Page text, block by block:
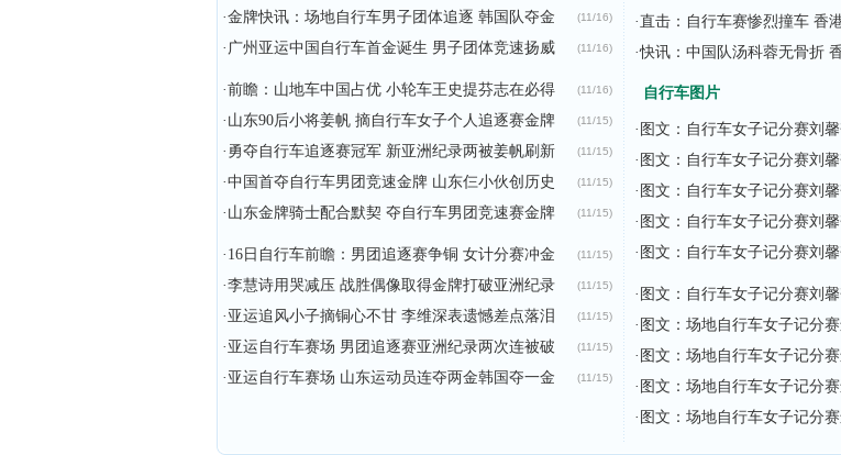
(11/16)
·金牌快讯：场地自行车男子团体追逐 韩国队夺金
(11/16)
· 广州亚运中国自行车首金诞生 男子团体竞速扬威
(11/16)
·前瞻：山地车中国占优 小轮车王史提芬志在必得
(11/15)
· 山东90后小将姜帆 摘自行车女子个人追逐赛金牌
(11/15)
· 勇夺自行车追逐赛冠军 新亚洲纪录两被姜帆刷新
(11/15)
·中国首夺自行车男团竞速金牌 山东仨小伙创历史
(11/15)
· 山东金牌骑士配合默契 夺自行车男团竞速赛金牌
(11/15)
· 16日自行车前瞻：男团追逐赛争铜 女计分赛冲金
(11/15)
·李慧诗用哭减压 战胜偶像取得金牌打破亚洲纪录
(11/15)
· 亚运追风小子摘铜心不甘 李维深表遗憾差点落泪
(11/15)
· 亚运自行车赛场 男团追逐赛亚洲纪录两次连被破
(11/15)
· 亚运自行车赛场 山东运动员连夺两金韩国夺一金
·直击：自行车赛惨烈撞车 香
·快讯：中国队汤科蓉无骨折
自行车图片
· 图文：自行车女子记分赛刘
· 图文：自行车女子记分赛刘
· 图文：自行车女子记分赛刘
· 图文：自行车女子记分赛刘
· 图文：自行车女子记分赛刘
· 图文：自行车女子记分赛刘
· 图文：场地自行车女子记分
· 图文：场地自行车女子记分
· 图文：场地自行车女子记分
· 图文：场地自行车女子记分